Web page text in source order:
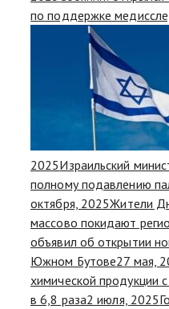
по поддержке
2025Израильский
полному подавлению
октября, 2025Жители
массово покидают
объявил об открытии
Южном Бутове27 мая,
химической
в 6,8 раза2 июля, 2025